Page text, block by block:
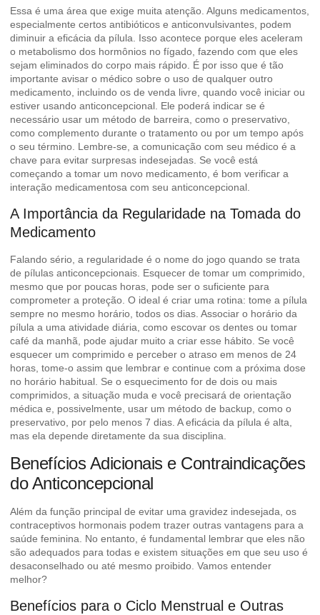
Essa é uma área que exige muita atenção. Alguns medicamentos,
especialmente certos antibióticos e anticonvulsivantes, podem
diminuir a eficácia da pílula. Isso acontece porque eles aceleram
o metabolismo dos hormônios no fígado, fazendo com que eles
sejam eliminados do corpo mais rápido. É por isso que é tão
importante avisar o médico sobre o uso de qualquer outro
medicamento, incluindo os de venda livre, quando você iniciar ou
estiver usando anticoncepcional. Ele poderá indicar se é
necessário usar um método de barreira, como o preservativo,
como complemento durante o tratamento ou por um tempo após
o seu término. Lembre-se, a comunicação com seu médico é a
chave para evitar surpresas indesejadas. Se você está
começando a tomar um novo medicamento, é bom verificar a
interação medicamentosa com seu anticoncepcional.
A Importância da Regularidade na Tomada do
Medicamento
Falando sério, a regularidade é o nome do jogo quando se trata
de pílulas anticoncepcionais. Esquecer de tomar um comprimido,
mesmo que por poucas horas, pode ser o suficiente para
comprometer a proteção. O ideal é criar uma rotina: tome a pílula
sempre no mesmo horário, todos os dias. Associar o horário da
pílula a uma atividade diária, como escovar os dentes ou tomar
café da manhã, pode ajudar muito a criar esse hábito. Se você
esquecer um comprimido e perceber o atraso em menos de 24
horas, tome-o assim que lembrar e continue com a próxima dose
no horário habitual. Se o esquecimento for de dois ou mais
comprimidos, a situação muda e você precisará de orientação
médica e, possivelmente, usar um método de backup, como o
preservativo, por pelo menos 7 dias. A eficácia da pílula é alta,
mas ela depende diretamente da sua disciplina.
Benefícios Adicionais e Contraindicações
do Anticoncepcional
Além da função principal de evitar uma gravidez indesejada, os
contraceptivos hormonais podem trazer outras vantagens para a
saúde feminina. No entanto, é fundamental lembrar que eles não
são adequados para todas e existem situações em que seu uso é
desaconselhado ou até mesmo proibido. Vamos entender
melhor?
Benefícios para o Ciclo Menstrual e Outras